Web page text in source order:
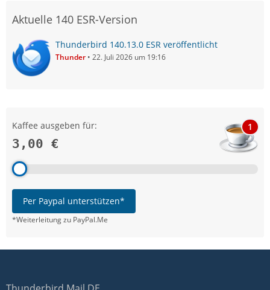
Aktuelle 140 ESR-Version
Thunderbird 140.13.0 ESR veröffentlicht
Thunder 22. Juli 2026 um 19:16
Kaffee ausgeben für:
3,00 €
1
Per Paypal unterstützen*
*Weiterleitung zu PayPal.Me